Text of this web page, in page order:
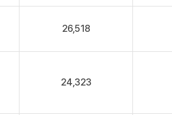
26,518
24,323